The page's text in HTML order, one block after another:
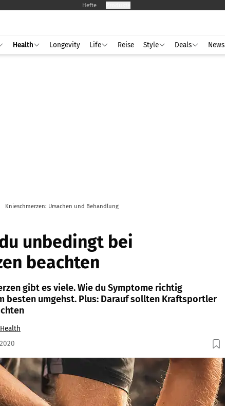
Hefte
Health Longevity Life Reise Style Deals News
Knieschmerzen: Ursachen und Behandlung
unbedingt bei
beachten
gibt es viele. Wie du Symptome richtig
besten umgehst. Plus: Darauf sollten Kraftsportler